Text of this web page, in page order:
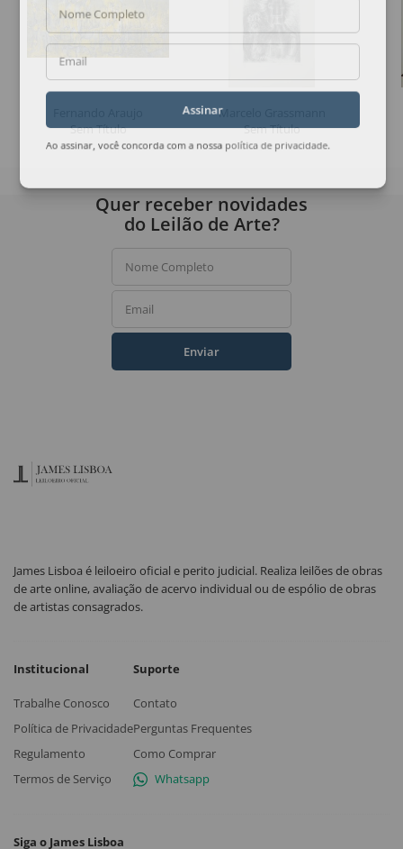
Sem Título
Marcelo Grassmann
Sem Título
Nome Completo
Email
Assinar
Ao assinar, você concorda com a nossa política de privacidade
Quer receber novidades
do Leilão de Arte?
Nome Completo
Email
Enviar
James Lisboa é leiloeiro oficial e perito judicial. Realiza leilões de obras
de arte online, avaliação de acervo individual ou de espólio de obras
de artistas consagrados.
Institucional
Trabalhe Conosco
Política de Privacidade
Regulamento
Termos de Serviço
Suporte
Contato
Perguntas Frequentes
Como Comprar
Whatsapp
Siga o James Lisboa